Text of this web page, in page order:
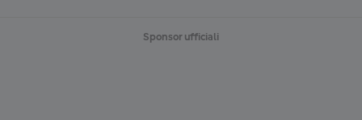
Sponsor ufficiali